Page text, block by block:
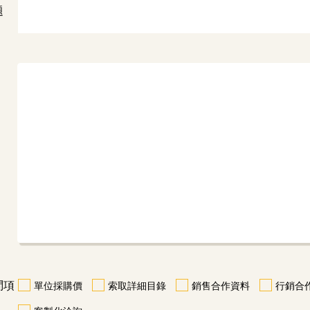
項
單位採購價 索取詳細目錄 銷售合作資料 行銷合